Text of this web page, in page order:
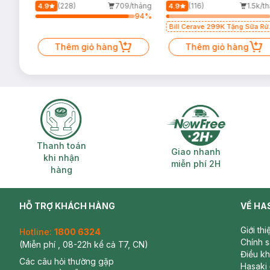
500ml
4.9 (228)
709/tháng
94%
Thêm giỏ hàng
Dầu 473ml
4.9 (116)
1.5k/
Bill Cerave 299K Tặng Sữa Rửa
Thêm giỏ hàng
Thanh toán khi nhận hàng
Thanh toán
khi nhận
hàng
Giao nhanh
Giao nhanh
miễn phí 2H
HỖ TRỢ KHÁCH HÀNG
Hotline: 1800 6324
(Miễn phí , 08-22h kể cả T7, CN)
Các câu hỏi thường gặp
VỀ
Giới
Chính
Điều
Hasaki